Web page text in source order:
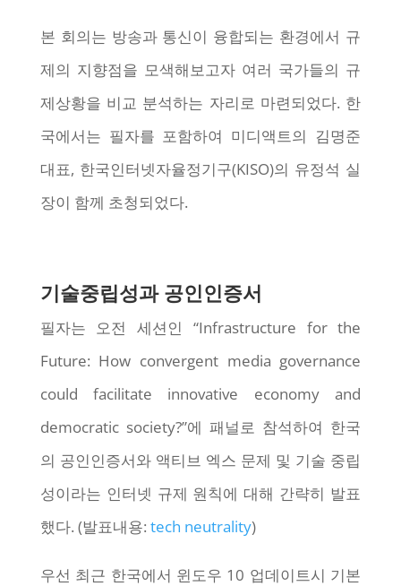
본 회의는 방송과 통신이 융합되는 환경에서 규
제의 지향점을 모색해보고자 여러 국가들의 규
제상황을 비교 분석하는 자리로 마련되었다. 한
국에서는 필자를 포함하여 미디액트의 김명준
대표, 한국인터넷자율정기구(KISO)의 유정석 실
장이 함께 초청되었다.
기술중립성과 공인인증서
필자는 오전 세션인 “Infrastructure for the
Future: How convergent media governance
could facilitate innovative economy and
democratic society?”에 패널로 참석하여 한국
의 공인인증서와 액티브 엑스 문제 및 기술 중립
성이라는 인터넷 규제 원칙에 대해 간략히 발표
했다. (발표내용: tech neutrality)
우선 최근 한국에서 윈도우 10 업데이트시 기본